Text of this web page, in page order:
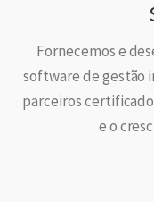
Fornecemos e
software de gestão
parceiros
e o